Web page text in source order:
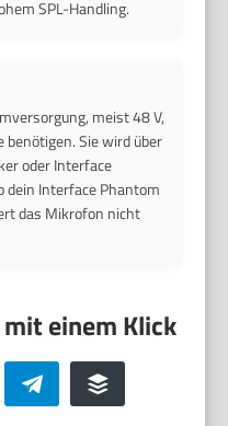
SPL-Handling.
meist 48 V,
Sie wird über
oder Interface
dein Interface Phantom
das Mikrofon nicht
Telegram Buffer